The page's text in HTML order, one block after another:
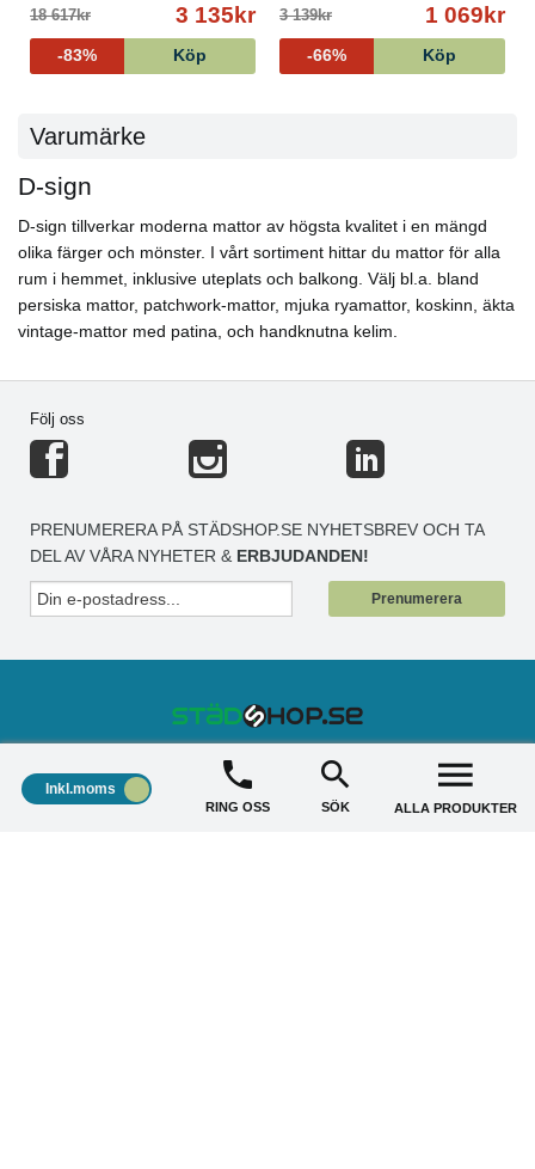
18 617kr 3 135kr
-83% Köp
3 139kr 1 069kr
-66% Köp
Varumärke
D-sign
D-sign tillverkar moderna mattor av högsta kvalitet i en mängd
olika färger och mönster. I vårt sortiment hittar du mattor för alla
rum i hemmet, inklusive uteplats och balkong. Välj bl.a. bland
persiska mattor, patchwork-mattor, mjuka ryamattor, koskinn, äkta
vintage-mattor med patina, och handknutna kelim.
Följ oss
PRENUMERERA PÅ STÄDSHOP.SE NYHETSBREV OCH TA
DEL AV VÅRA NYHETER & ERBJUDANDEN!
Prenumerera
STÄDSHOP
Inkl.moms
RING OSS SÖK ALLA PRODUKTER